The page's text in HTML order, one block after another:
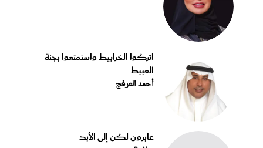
اتركوا الخرابيط واستمتعوا بجنة
العبيط
أحمد العرفج
عابرون لكن إلى الأبد